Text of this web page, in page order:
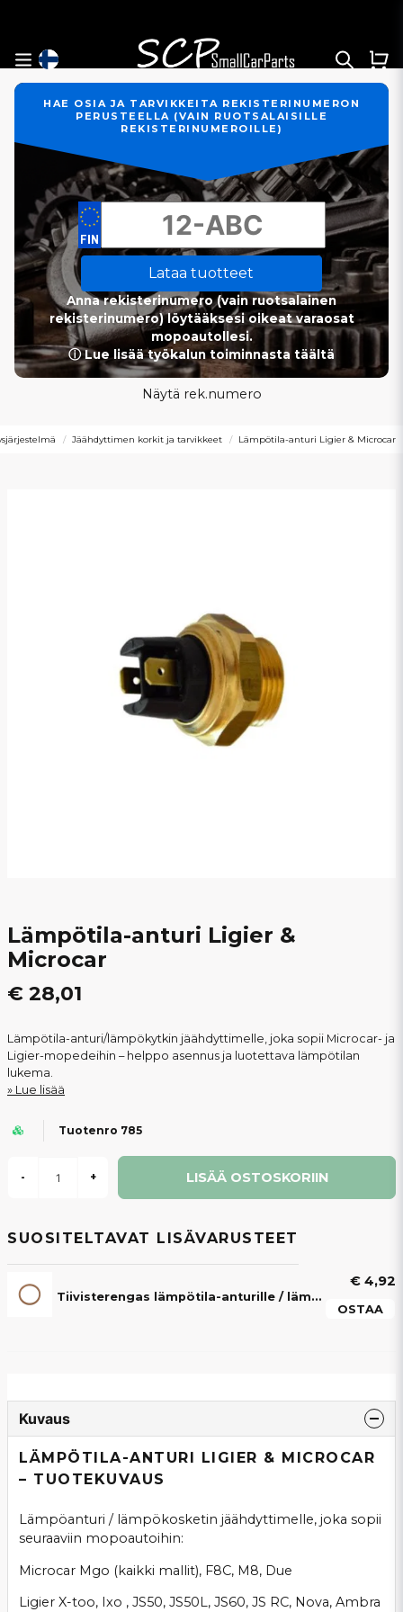
HAE OSIA JA TARVIKKEITA REKISTERINUMERON
PERUSTEELLA (VAIN RUOTSALAISILLE
REKISTERINUMEROILLE)
Lataa tuotteet
Anna rekisterinumero (vain ruotsalainen
rekisterinumero) löytääksesi oikeat varaosat
mopoautollesi.
ⓘ Lue lisää työkalun toiminnasta täältä
Näytä rek.numero
Jäähdyttimen korkit ja tarvikkeet Lämpötila-anturi Ligier & Microcar
Lämpötila-anturi Ligier &
Microcar
€ 28,01
Lämpötila-anturi/lämpökytkin jäähdyttimelle, joka sopii Microcar- ja
Ligier-mopedeihin – helppo asennus ja luotettava lämpötilan
lukema.
Lue lisää
Tuotenro 785
- + LISÄÄ OSTOSKORIIN
SUOSITELTAVAT LISÄVARUSTEET
Tiivisterengas lämpötila-anturille / lämpötila-anturille Ligier, Microcar & JDM
€ 4,92
OSTAA
Kuvaus
LÄMPÖTILA-ANTURI LIGIER & MICROCAR
– TUOTEKUVAUS
Lämpöanturi / lämpökosketin jäähdyttimelle, joka sopii
seuraaviin mopoautoihin:
Microcar Mgo (kaikki mallit), F8C, M8, Due
Ligier X-too, Ixo , JS50, JS50L, JS60, JS RC, Nova, Ambra